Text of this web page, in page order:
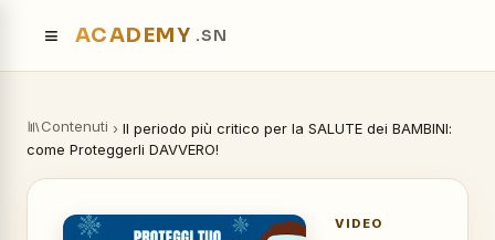
≡ ACADEMY .SN
Contenuti › Il periodo più critico per la SALUTE dei BAMBINI:
come Proteggerli DAVVERO!
VIDEO